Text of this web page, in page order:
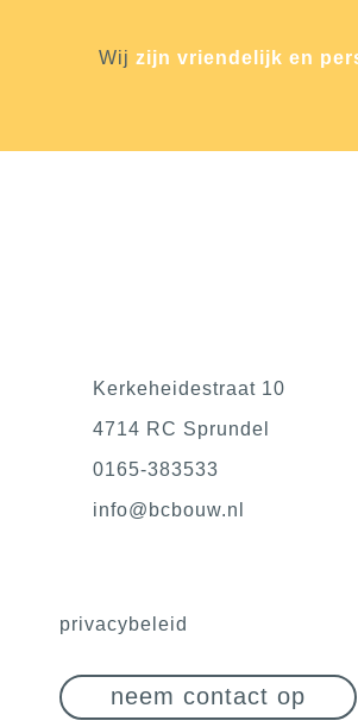
Wij zijn vriendelijk en
Kerkeheidestraat 10
4714 RC Sprundel
0165-383533
ln.wuobcb
@ofni
privacybeleid
neem contact op